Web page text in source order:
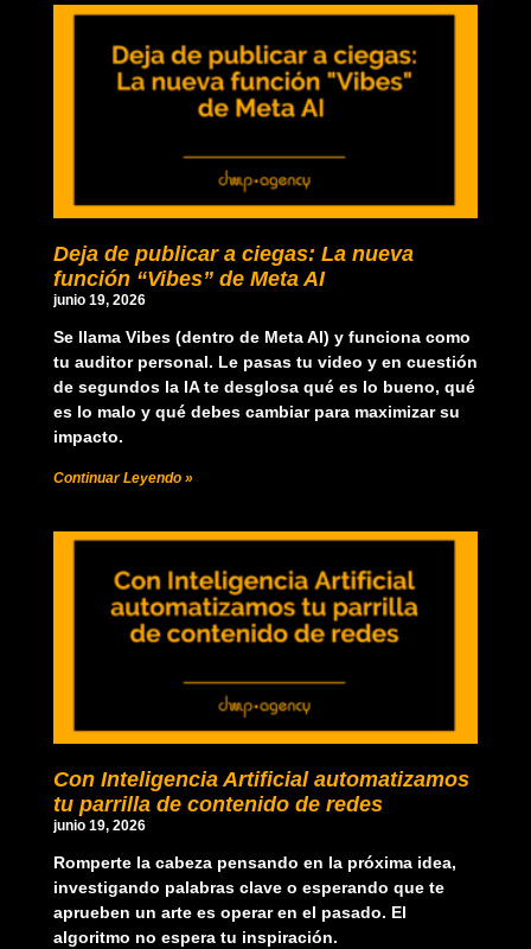
Deja de publicar a ciegas: La nueva
función “Vibes” de Meta AI
junio 19, 2026
Se llama Vibes (dentro de Meta AI) y funciona como
tu auditor personal. Le pasas tu video y en cuestión
de segundos la IA te desglosa qué es lo bueno, qué
es lo malo y qué debes cambiar para maximizar su
impacto.
Continuar Leyendo »
Con Inteligencia Artificial automatizamos
tu parrilla de contenido de redes
junio 19, 2026
Romperte la cabeza pensando en la próxima idea,
investigando palabras clave o esperando que te
aprueben un arte es operar en el pasado. El
algoritmo no espera tu inspiración.